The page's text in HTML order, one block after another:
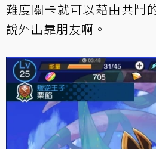
難度關卡就可以藉由共鬥
說外出靠朋友啊。